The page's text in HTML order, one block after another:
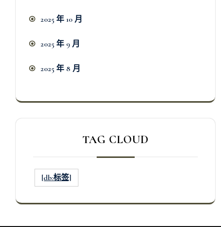
2025 年 10 月
2025 年 9 月
2025 年 8 月
TAG CLOUD
[db:标签]